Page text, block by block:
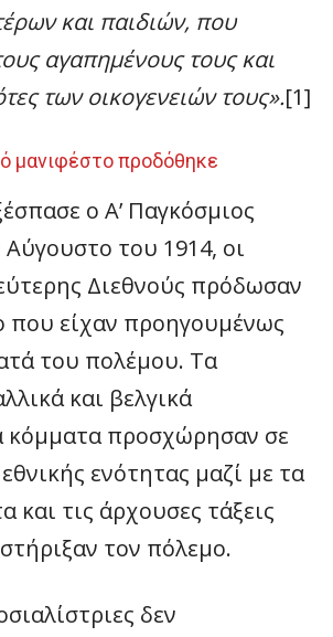
και παιδιών, που
αγαπημένους τους και
των οικογενειών τους».[1]
μανιφέστο προδόθηκε
ο Α’ Παγκόσμιος
του 1914, οι
Διεθνούς πρόδωσαν
που είχαν προηγουμένως
του πολέμου. Τα
και βελγικά
κόμματα προσχώρησαν σε
ενότητας μαζί με τα
και τις άρχουσες τάξεις
τον πόλεμο.
δεν